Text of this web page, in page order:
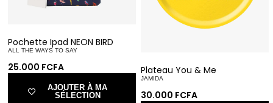
Pochette Ipad NEON BIRD
ALL THE WAYS TO SAY
25.000 FCFA
AJOUTER À MA
SÉLECTION
Plateau You & Me
JAMIDA
30.000 FCFA